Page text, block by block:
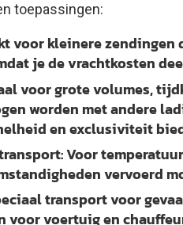
toepassingen:
voor kleinere
je de vrachtkosten
voor grote volumes,
worden met andere
en exclusiviteit
Voor
vervoerd
transport voor
voor voertuig en